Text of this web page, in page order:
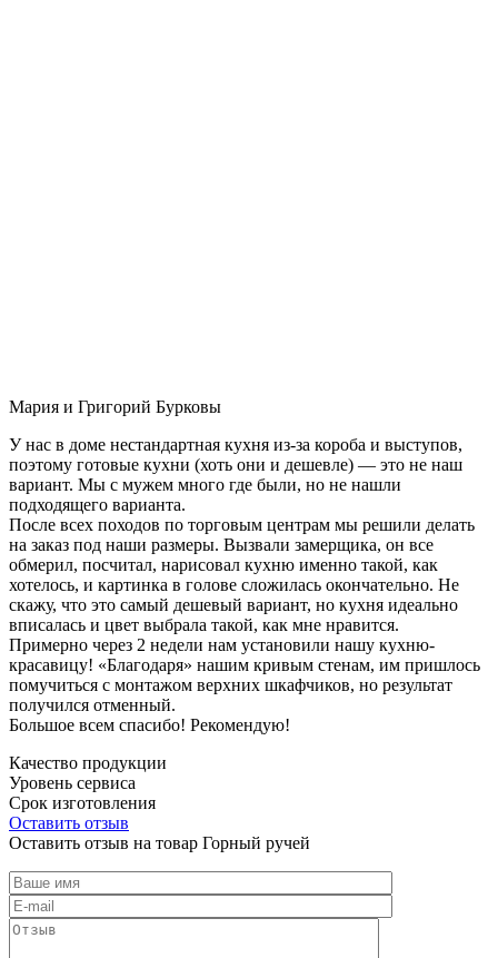
Мария и Григорий Бурковы
У нас в доме нестандартная кухня из-за короба и выступов,
поэтому готовые кухни (хоть они и дешевле) — это не наш
вариант. Мы с мужем много где были, но не нашли
подходящего варианта.
После всех походов по торговым центрам мы решили делать
на заказ под наши размеры. Вызвали замерщика, он все
обмерил, посчитал, нарисовал кухню именно такой, как
хотелось, и картинка в голове сложилась окончательно. Не
скажу, что это самый дешевый вариант, но кухня идеально
вписалась и цвет выбрала такой, как мне нравится.
Примерно через 2 недели нам установили нашу кухню-
красавицу! «Благодаря» нашим кривым стенам, им пришлось
помучиться с монтажом верхних шкафчиков, но результат
получился отменный.
Большое всем спасибо! Рекомендую!
Качество продукции
Уровень сервиса
Срок изготовления
Оставить отзыв
Оставить отзыв на товар Горный ручей